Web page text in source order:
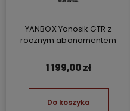
YANBOX Yanosik GTR z
rocznym abonamentem
1 199,00 zł
Do koszyka